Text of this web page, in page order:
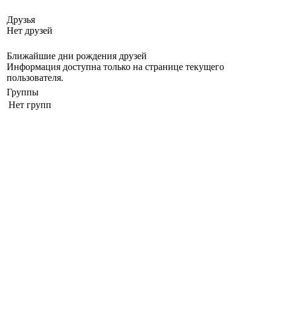
Друзья
Нет друзей
Ближайшие дни рождения друзей
Информация доступна только на странице текущего
пользователя.
Группы
Нет групп